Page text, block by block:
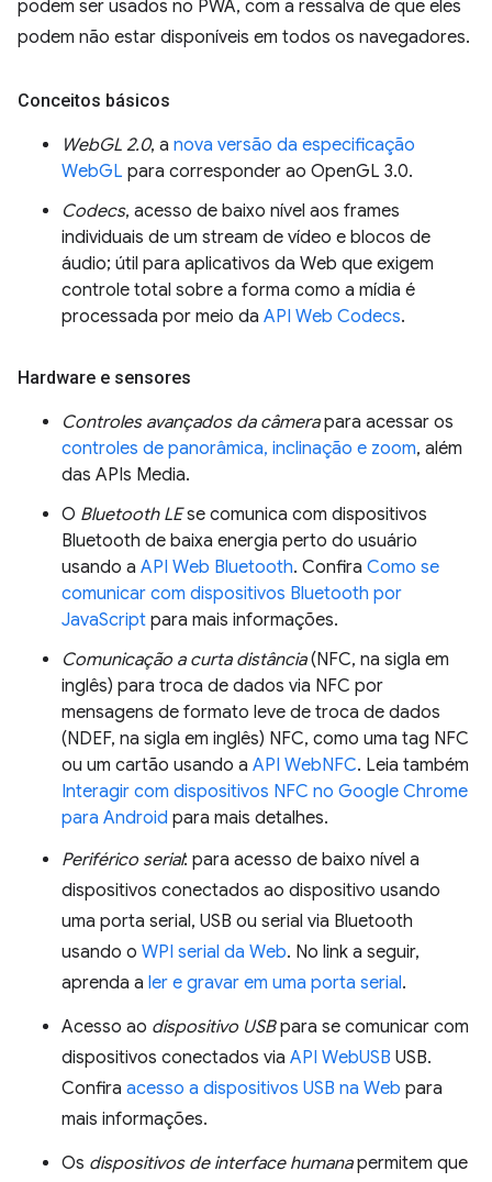
podem ser usados no PWA, com a ressalva de que eles
podem não estar disponíveis em todos os navegadores.
Conceitos básicos
WebGL 2.0, a nova versão da especificação
WebGL para corresponder ao OpenGL 3.0.
Codecs, acesso de baixo nível aos frames
individuais de um stream de vídeo e blocos de
áudio; útil para aplicativos da Web que exigem
controle total sobre a forma como a mídia é
processada por meio da API Web Codecs.
Hardware e sensores
Controles avançados da câmerapara acessar os
controles de panorâmica, inclinação e zoom, além
das APIs Media.
O Bluetooth LEse comunica com dispositivos
Bluetooth de baixa energia perto do usuário
usando a API Web Bluetooth. Confira Como se
comunicar com dispositivos Bluetooth por
JavaScript para mais informações.
Comunicação a curta distância(NFC, na sigla em
inglês) para troca de dados via NFC por
mensagens de formato leve de troca de dados
(NDEF, na sigla em inglês) NFC, como uma tag NFC
ou um cartão usando a API WebNFC. Leia também
Interagir com dispositivos NFC no Google Chrome
para Android para mais detalhes.
Periférico serial: para acesso de baixo nível a
dispositivos conectados ao dispositivo usando
uma porta serial, USB ou serial via Bluetooth
usando o WPI serial da Web. No link a seguir,
aprenda a ler e gravar em uma porta serial.
Acesso ao dispositivo USBpara se comunicar com
dispositivos conectados via API WebUSB USB.
Confira acesso a dispositivos USB na Web para
mais informações.
Os dispositivos de interface humanapermitem que